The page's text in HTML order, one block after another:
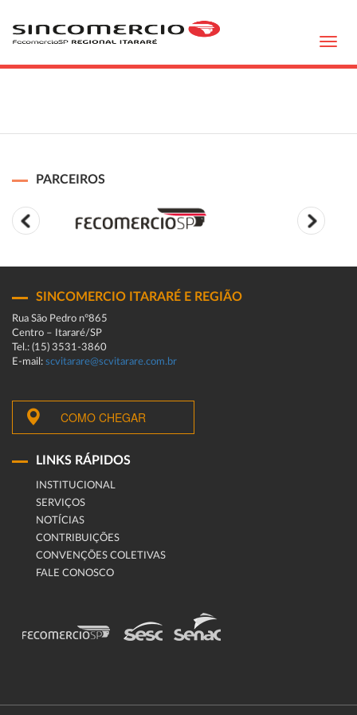
PARCEIROS
SINCOMERCIO ITARARÉ E REGIÃO
Rua São Pedro n°865
Centro – Itararé/SP
Tel.: (15) 3531-3860
E-mail: scvitarare@scvitarare.com.br
COMO CHEGAR
LINKS RÁPIDOS
INSTITUCIONAL
SERVIÇOS
NOTÍCIAS
CONTRIBUIÇÕES
CONVENÇÕES COLETIVAS
FALE CONOSCO